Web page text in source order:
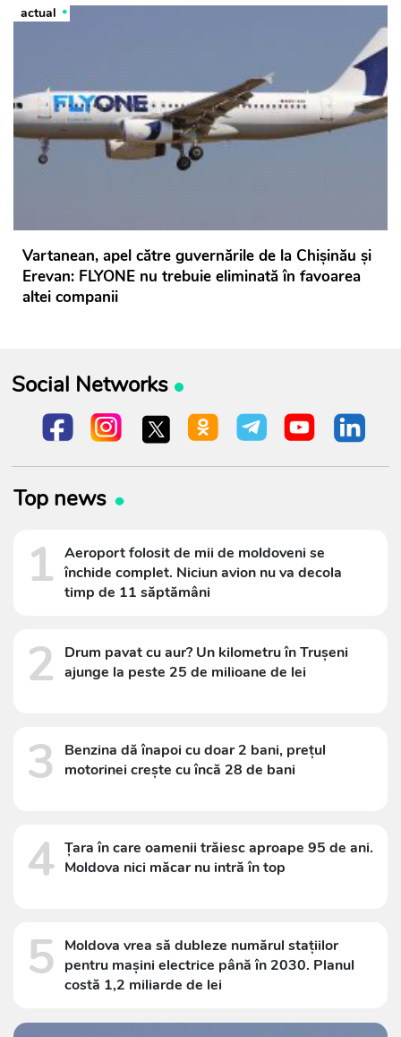
actual
Vartanean, apel către guvernările de la Chișinău și
Erevan: FLYONE nu trebuie eliminată în favoarea
altei companii
Social Networks
Top news
1 Aeroport folosit de mii de moldoveni se
închide complet. Niciun avion nu va decola
timp de 11 săptămâni
2
Drum pavat cu aur? Un kilometru în Trușeni
ajunge la peste 25 de milioane de lei
3
Benzina dă înapoi cu doar 2 bani, prețul
motorinei crește cu încă 28 de bani
4 Țara în care oamenii trăiesc aproape 95 de ani.
Moldova nici măcar nu intră în top
5 Moldova vrea să dubleze numărul stațiilor
pentru mașini electrice până în 2030. Planul
costă 1,2 miliarde de lei